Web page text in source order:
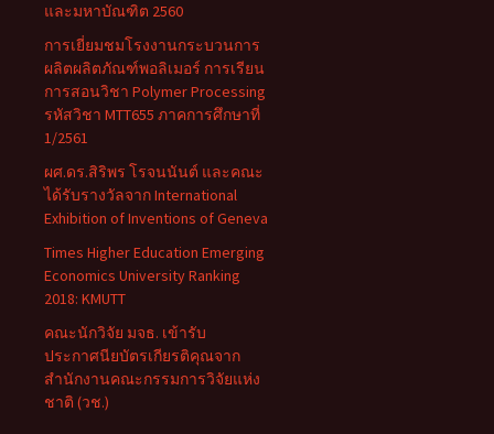
และมหาบัณฑิต 2560
การเยี่ยมชมโรงงานกระบวนการ
ผลิตผลิตภัณฑ์พอลิเมอร์ การเรียน
การสอนวิชา Polymer Processing
รหัสวิชา MTT655 ภาคการศึกษาที่
1/2561
ผศ.ดร.สิริพร โรจนนันต์ และคณะ
ได้รับรางวัลจาก International
Exhibition of Inventions of Geneva
Times Higher Education Emerging
Economics University Ranking
2018: KMUTT
คณะนักวิจัย มจธ. เข้ารับ
ประกาศนียบัตรเกียรติคุณจาก
สำนักงานคณะกรรมการวิจัยแห่ง
ชาติ (วช.)